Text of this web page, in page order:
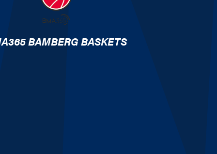
BAMBERG BASKETS